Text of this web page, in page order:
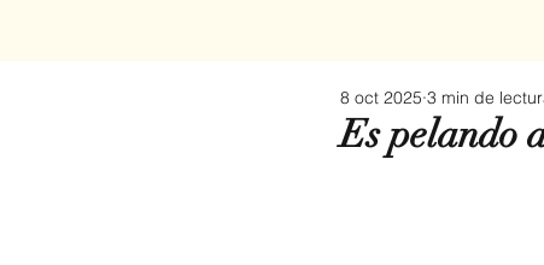
Es pelando
8 oct 2025 3 min de